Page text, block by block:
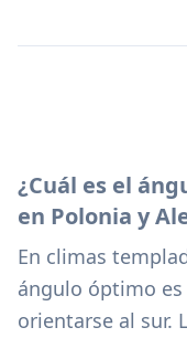
¿Cuál es el
en Polonia y
En climas
ángulo óptimo es
orientarse al sur.